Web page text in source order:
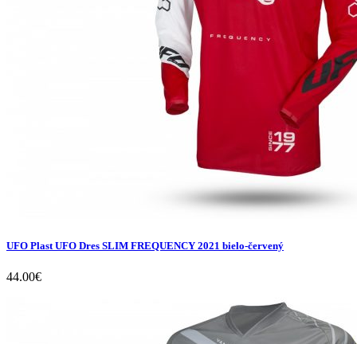
UFO Plast UFO Dres SLIM FREQUENCY 2021 bielo-červený
44.00€